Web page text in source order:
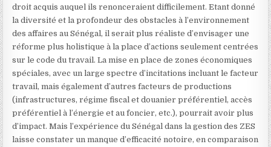
droit acquis auquel ils renonceraient difficilement. Etant donné
la diversité et la profondeur des obstacles à l’environnement
des affaires au Sénégal, il serait plus réaliste d’envisager une
réforme plus holistique à la place d’actions seulement centrées
sur le code du travail. La mise en place de zones économiques
spéciales, avec un large spectre d’incitations incluant le facteur
travail, mais également d’autres facteurs de productions
(infrastructures, régime fiscal et douanier préférentiel, accès
préférentiel à l’énergie et au foncier, etc.), pourrait avoir plus
d’impact. Mais l’expérience du Sénégal dans la gestion des ZES
laisse constater un manque d’efficacité notoire, en comparaison